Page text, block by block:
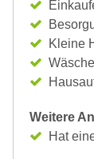
Kleine
Weitere
Hat